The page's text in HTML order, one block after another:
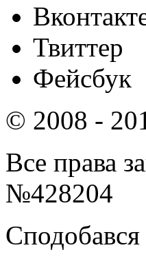
Твиттер
Фейсбук
© 2008 -
Все права
№428204